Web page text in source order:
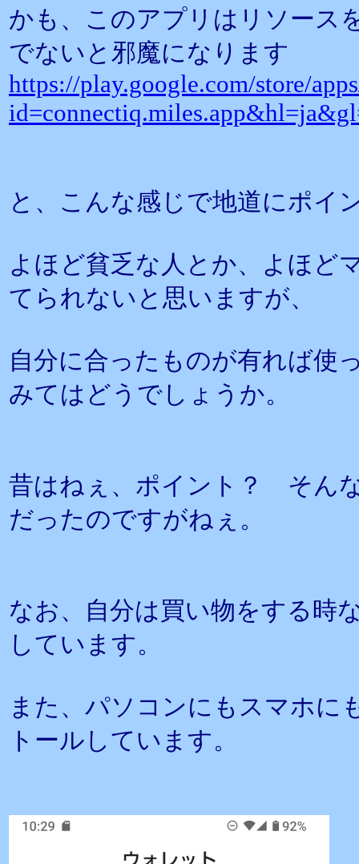
かも、このアプリはリソース
でないと邪魔になります
https://play.google.com/store/
と、こんな感じで地道にポイ
よほど貧乏な人とか、よほど
てられないと思いますが、
自分に合ったものが有れば使
みてはどうでしょうか。
昔はねぇ、ポイント？ そん
だったのですがねぇ。
なお、自分は買い物をする時
しています。
また、パソコンにもスマホに
トールしています。